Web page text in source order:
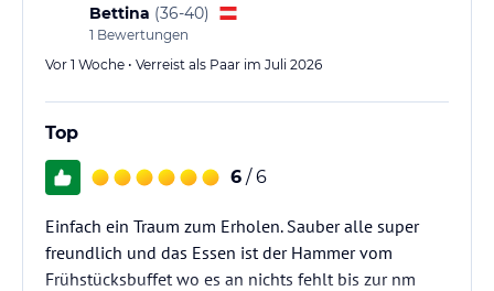
lies vor der Buchung die verbindlichen
jeweiligen Veranstalters.
Bettina (36-40)
1 Bewertungen
Vor 1 Woche • Verreist als Paar im Juli 2026
Top
6 / 6
Einfach ein Traum zum Erholen. Sauber alle super
freundlich und das Essen ist der Hammer vom
Frühstücksbuffet wo es an nichts fehlt bis zur nm